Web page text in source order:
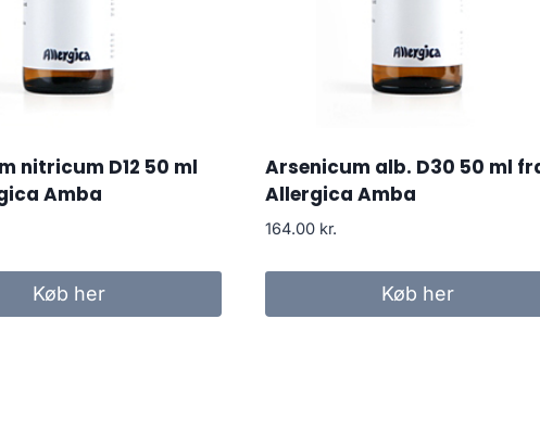
nitricum D12 50 ml
Amba
Køb her
Arsenicum alb. D30 50 ml
Allergica Amba
164.00 kr.
Køb her